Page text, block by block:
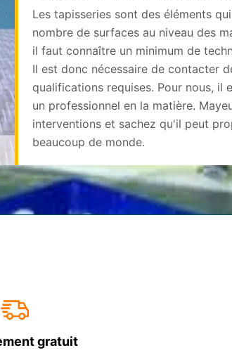
Les tapisseries sont des éléments
nombre de surfaces au niveau des
il faut connaître un minimum de
Il est donc nécessaire de contacter
qualifications requises. Pour nous, il
un professionnel en la matière.
interventions et sachez qu'il peut
beaucoup de monde.
gratuit